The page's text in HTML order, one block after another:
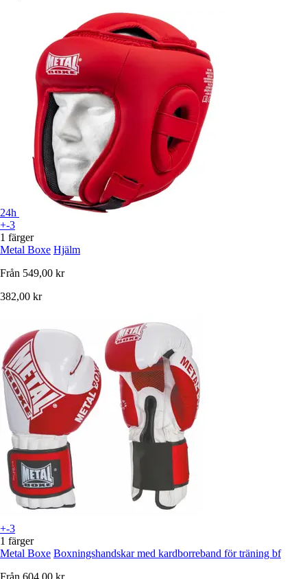
24h
+-3
1 färger
Metal Boxe Hjälm
Från 549,00 kr
382,00 kr
+-3
1 färger
Metal Boxe Boxningshandskar med kardborreband för träning bf